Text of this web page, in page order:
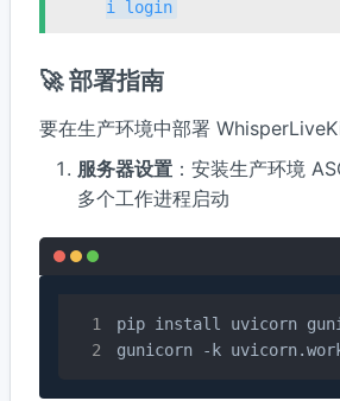
i login
🚀 部署指南
要在生产环境中部署
服务器设置 ：安装生产环境
多个工作进程启动
pip install uvicorn
gunicorn -k